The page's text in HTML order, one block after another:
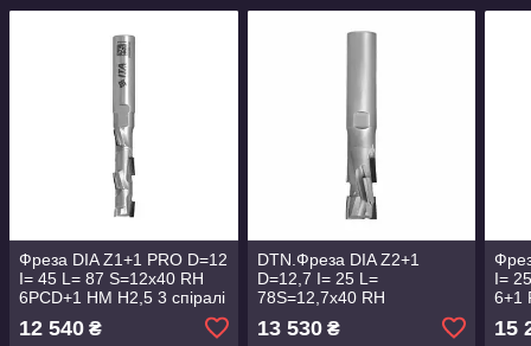
Фреза DIA Z1+1 PRO D=12
I= 45 L= 87 S=12x40 RH
6PCD+1 HM H2,5 3 спіралі
12 540 ₴
DTN.Фреза DIA Z2+1
D=12,7 I= 25 L=
78S=12,7x40 RH
6PCD+1HM H2,5 4спіралі
корпус:STAL
13 530₴
I=
6+1
15